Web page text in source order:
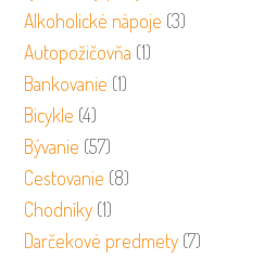
Alkoholické nápoje (3)
Autopožičovňa (1)
Bankovanie (1)
Bicykle (4)
Bývanie (57)
Cestovanie (8)
Chodníky (1)
Darčekové predmety (7)